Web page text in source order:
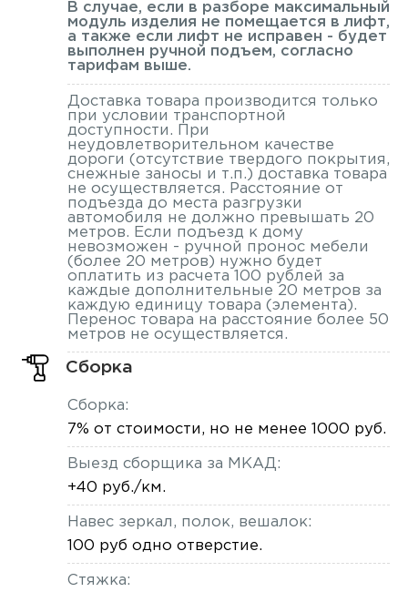
В случае, если в разборе максимальный
модуль изделия не помещается в лифт,
а также если лифт не исправен - будет
выполнен ручной подъем, согласно
тарифам выше.
Доставка товара производится только
при условии транспортной
доступности. При
неудовлетворительном качестве
дороги (отсутствие твердого покрытия,
снежные заносы и т.п.) доставка товара
не осуществляется. Расстояние от
подъезда до места разгрузки
автомобиля не должно превышать 20
метров. Если подъезд к дому
невозможен - ручной пронос мебели
(более 20 метров) нужно будет
оплатить из расчета 100 рублей за
каждые дополнительные 20 метров за
каждую единицу товара (элемента).
Перенос товара на расстояние более 50
метров не осуществляется.
Сборка
Сборка:
7% от стоимости, но не менее 1000 руб.
Выезд сборщика за МКАД:
+40 руб./км.
Навес зеркал, полок, вешалок:
100 руб одно отверстие.
Стяжка: